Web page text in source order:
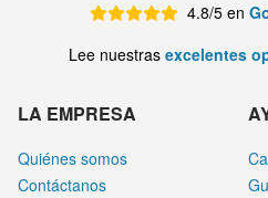
4.8/5 en
Lee nuestras excelentes
LA EMPRESA
Quiénes somos
Contáctanos